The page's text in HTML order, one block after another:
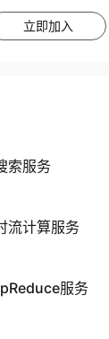
立即加入
索服务
流计算服务
服务